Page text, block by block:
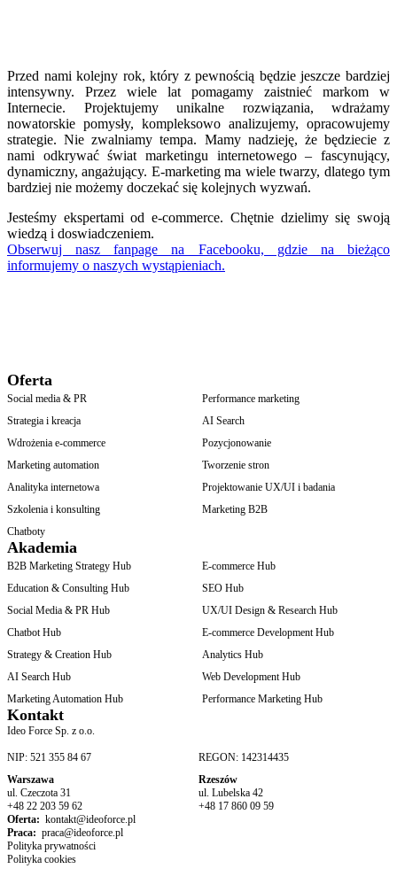
Przed nami kolejny rok, który z pewnością będzie jeszcze bardziej
intensywny. Przez wiele lat pomagamy zaistnieć markom w
Internecie. Projektujemy unikalne rozwiązania, wdrażamy
nowatorskie pomysły, kompleksowo analizujemy, opracowujemy
strategie. Nie zwalniamy tempa. Mamy nadzieję, że będziecie z
nami odkrywać świat marketingu internetowego – fascynujący,
dynamiczny, angażujący. E-marketing ma wiele twarzy, dlatego tym
bardziej nie możemy doczekać się kolejnych wyzwań.
Jesteśmy ekspertami od e-commerce. Chętnie dzielimy się swoją
wiedzą i doswiadczeniem.
Obserwuj nasz fanpage na Facebooku, gdzie na bieżąco
informujemy o naszych wystąpieniach.
Oferta
Social media & PR
Performance marketing
Strategia i kreacja
AI Search
Wdrożenia e-commerce
Pozycjonowanie
Marketing automation
Tworzenie stron
Analityka internetowa
Projektowanie UX/UI i badania
Szkolenia i konsulting
Marketing B2B
Chatboty
Akademia
B2B Marketing Strategy Hub
E-commerce Hub
Education & Consulting Hub
SEO Hub
Social Media & PR Hub
UX/UI Design & Research Hub
Chatbot Hub
E-commerce Development Hub
Strategy & Creation Hub
Analytics Hub
AI Search Hub
Web Development Hub
Marketing Automation Hub
Performance Marketing Hub
Kontakt
Ideo Force Sp. z o.o.
NIP: 521 355 84 67
REGON: 142314435
Warszawa
ul. Czeczota 31
+48 22 203 59 62
Rzeszów
ul. Lubelska 42
+48 17 860 09 59
Oferta: kontakt@ideoforce.pl
Praca: praca@ideoforce.pl
Polityka prywatności
Polityka cookies